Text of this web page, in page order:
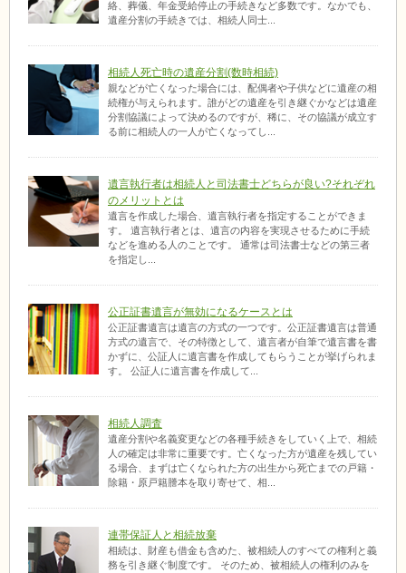
絡、葬儀、年金受給停止の手続きなど多数です。なかでも、
遺産分割の手続きでは、相続人同士...
相続人死亡時の遺産分割(数時相続)
親などが亡くなった場合には、配偶者や子供などに遺産の相
続権が与えられます。誰がどの遺産を引き継ぐかなどは遺産
分割協議によって決めるのですが、稀に、その協議が成立す
る前に相続人の一人が亡くなってし...
遺言執行者は相続人と司法書士どちらが良い?それぞれ
のメリットとは
遺言を作成した場合、遺言執行者を指定することができま
す。 遺言執行者とは、遺言の内容を実現させるために手続
などを進める人のことです。 通常は司法書士などの第三者
を指定し...
公正証書遺言が無効になるケースとは
公正証書遺言は遺言の方式の一つです。公正証書遺言は普通
方式の遺言で、その特徴として、遺言者が自筆で遺言書を書
かずに、公証人に遺言書を作成してもらうことが挙げられま
す。 公証人に遺言書を作成して...
相続人調査
遺産分割や名義変更などの各種手続きをしていく上で、相続
人の確定は非常に重要です。亡くなった方が遺産を残してい
る場合、まずは亡くなられた方の出生から死亡までの戸籍・
除籍・原戸籍謄本を取り寄せて、相...
連帯保証人と相続放棄
相続は、財産も借金も含めた、被相続人のすべての権利と義
務を引き継ぐ制度です。 そのため、被相続人の権利のみを